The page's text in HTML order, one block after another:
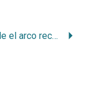
Desde el arco recto convencional al sistema Daemon. Mis caminos diagnósticos y mecánicos